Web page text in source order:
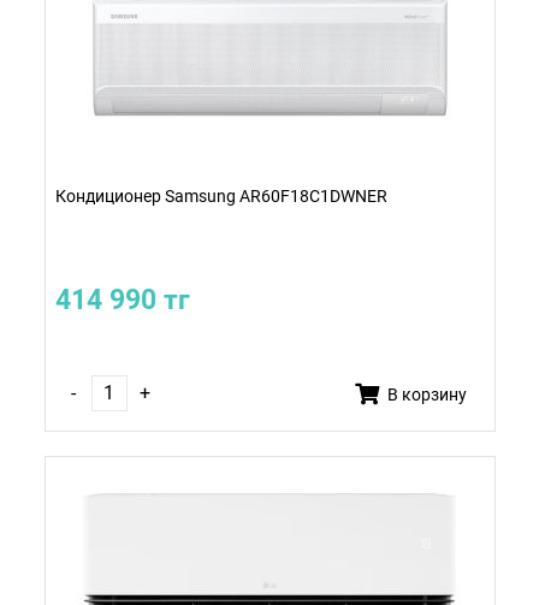
Кондиционер Samsung AR60F18C1DWNER
414 990 тг
- + В корзину